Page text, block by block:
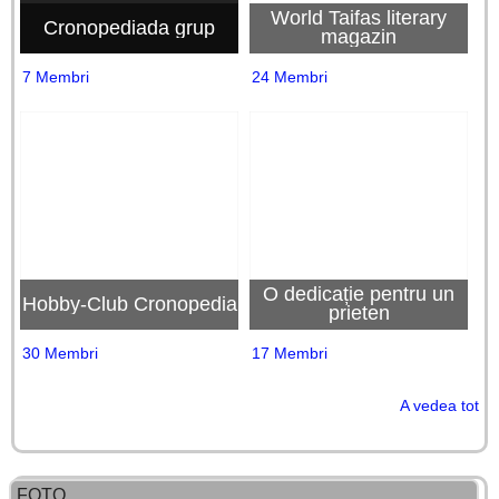
Cronopediada grup
7 Membri
World Taifas literary
magazin
24 Membri
Hobby-Club Cronopedia
30 Membri
O dedicație pentru un
prieten
17 Membri
A vedea tot